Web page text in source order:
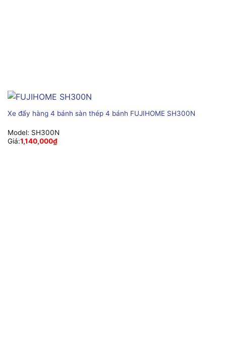
Xe đẩy hàng 4 bánh sàn thép 4 bánh FUJIHOME SH300N
Model: SH300N
Giá:1,140,000₫